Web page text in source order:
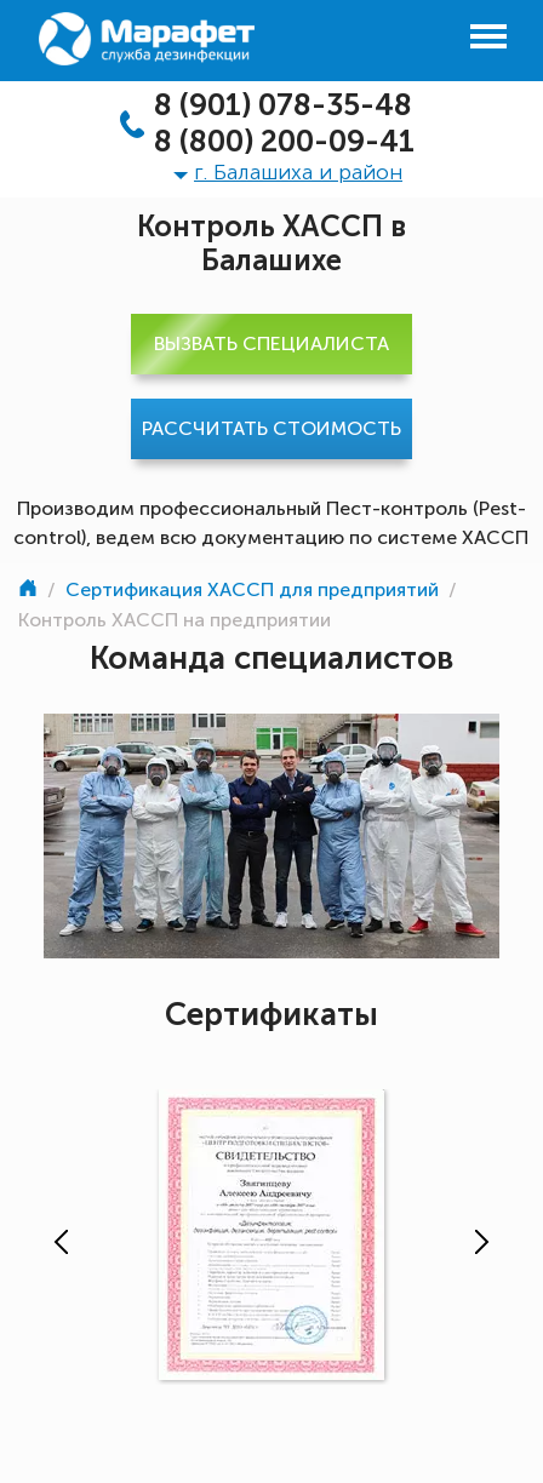
8 (901) 078-35-48
8 (800) 200-09-41
г. Балашиха и район
Контроль ХАССП в
Балашихе
Производим профессиональный Пест-контроль (Pest-
control), ведем всю документацию по системе ХАССП
ВЫЗВАТЬ СПЕЦИАЛИСТА
РАССЧИТАТЬ СТОИМОСТЬ
/ Сертификация ХАССП для предприятий /
Контроль ХАССП на предприятии
Команда специалистов
Сертификаты